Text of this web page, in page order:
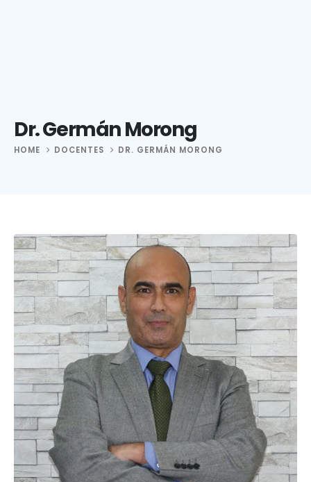
Dr. Germán Morong
HOME DOCENTES DR. GERMÁN MORONG